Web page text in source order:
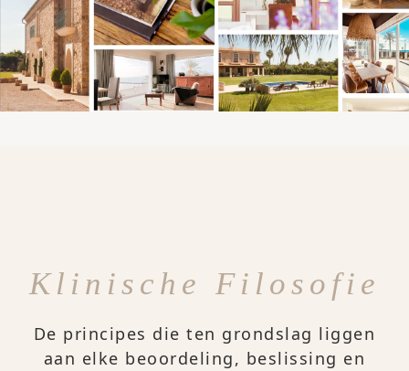
Klinische Filosofie
De principes die ten grondslag liggen
aan elke beoordeling, beslissing en